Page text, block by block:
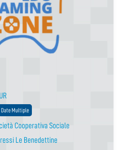
Date Multiple
Cooperativa Sociale
Le Benedettine